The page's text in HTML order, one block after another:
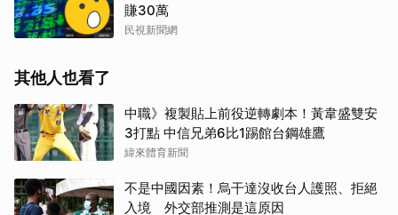
賺30萬
民視新聞網
其他人也看了
中職》複製貼上前役逆轉劇本！黃韋盛雙安
3打點 中信兄弟6比1踢館台鋼雄鷹
緯來體育新聞
不是中國因素！烏干達沒收台人護照、拒絕
入境 外交部推測是這原因